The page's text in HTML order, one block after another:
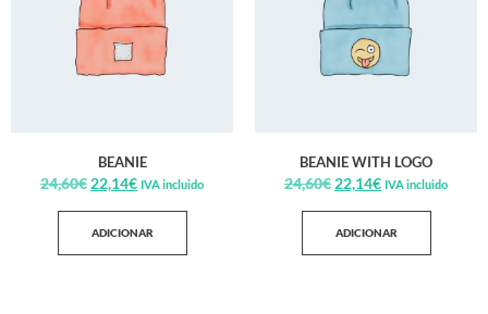
BEANIE
24,60€ 22,14€ IVA incluido
ADICIONAR
BEANIE WITH LOGO
24,60€ 22,14€ IVA incluido
ADICIONAR